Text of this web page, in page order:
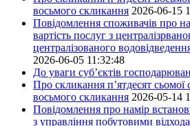
восьмого скликання 2026-06-15
Повідомлення споживачів про
вартість послуг з
централізованого
2026-06-05 11:32:48
До уваги суб’єктів
Про скликання п’ятдесят сьомої
восьмого скликання 2026-05-14
Повідомлення про намір
з управління побутовими